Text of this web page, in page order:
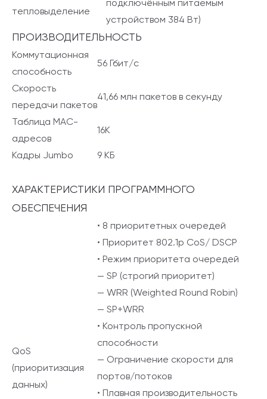
тепловыделение
подключённым питаемым
устройством 384 Вт)
ПРОИЗВОДИТЕЛЬНОСТЬ
Коммутационная
способность
56 Гбит/с
Скорость
передачи пакетов
41,66 млн пакетов в секунду
Таблица МАС-
адресов
16K
Кадры Jumbo 9 КБ
ХАРАКТЕРИСТИКИ ПРОГРАММНОГО
ОБЕСПЕЧЕНИЯ
QoS
(приоритизация
данных)
• 8 приоритетных очередей
• Приоритет 802.1p CoS/ DSCP
• Режим приоритета очередей
— SP (строгий приоритет)
— WRR (Weighted Round Robin)
— SP+WRR
• Контроль пропускной
способности
— Ограничение скорости для
портов/потоков
• Плавная производительность